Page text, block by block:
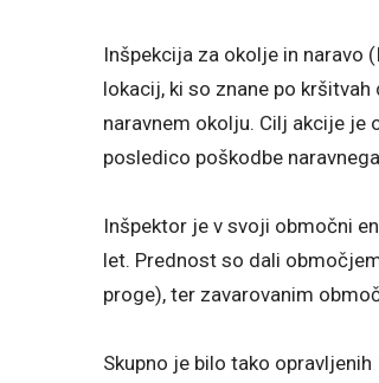
Inšpekcija za okolje in naravo
lokacij, ki so znane po
naravnem okolju. Cilj akcije je
posledico poškodbe
Inšpektor je v svoji območni
let. Prednost so dali
proge), ter zavarovanim
Skupno je bilo tako opravljenih